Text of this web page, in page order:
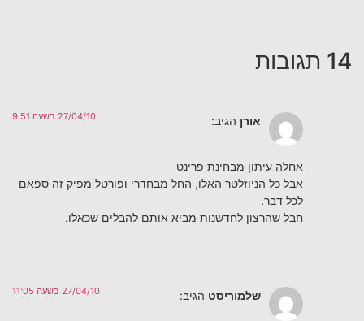
14 תגובות
אורן הגיב: 27/04/10 בשעה 9:51
אחלה עיתון מבחינת פרינט
אבל כל הניוזלטר האלו, החל מבחדרי ופורטל מפיק זה ספאם
לכל דבר.
חבל שהרצון לחדשנות מביא אותם להבלים שכאלו.
שלמוריסט הגיב: 27/04/10 בשעה 11:05